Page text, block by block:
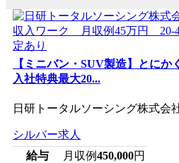
【ミニバン・SUV製造】とにか
入社特典最大20...
日研トータルソーシング株式
シルバー求人
給与
月収例450,000円